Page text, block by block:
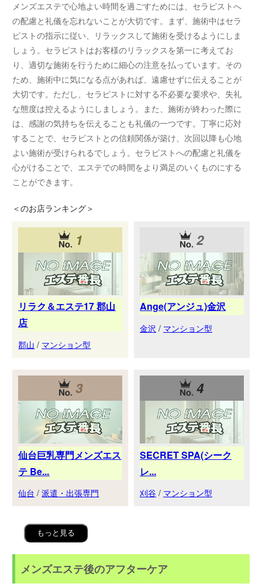
メンズエステで心地よい時間を過ごすためには、セラピストへ
の配慮と礼儀を忘れないことが大切です。まず、施術中はセラ
ピストの指示に従い、リラックスして施術を受けるようにしま
しょう。セラピストはお客様のリラックスを第一に考えてお
り、適切な施術を行うために細心の注意を払っています。その
ため、施術中に気になる点があれば、遠慮せずに伝えることが
大切です。ただし、セラピストに対する不必要な要求や、失礼
な態度は控えるようにしましょう。また、施術が終わった際に
は、感謝の気持ちを伝えることも礼儀の一つです。丁寧に応対
することで、セラピストとの信頼関係が築け、次回以降も心地
よい施術が受けられるでしょう。セラピストへの配慮と礼儀を
心がけることで、エステでの時間をより満足のいくものにする
ことができます。
＜のお店ランキング＞
1
リラク＆エステ17 郡山
店
郡山 / マンション型
2
Ange(アンジュ)金沢
金沢 / マンション型
3
仙台巨乳専門メンズエス
テ Be...
仙台 /派遣・出張専門
4
SECRET SPA(シーク
レ...
刈谷 / マンション型
もっと見る
メンズエステ後のアフターケア